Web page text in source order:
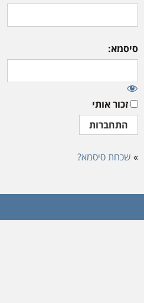
סיסמא:
זכור אותי
» שכחת סיסמא?